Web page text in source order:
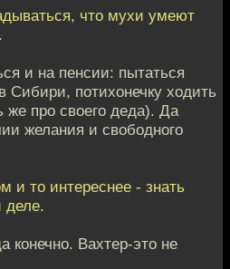
что мухи умеют
и на пенсии: пытаться
Сибири, потихонечку ходить
же про своего деда). Да
желания и свободного
и то интереснее - знать
деле.
конечно. Вахтер-это не